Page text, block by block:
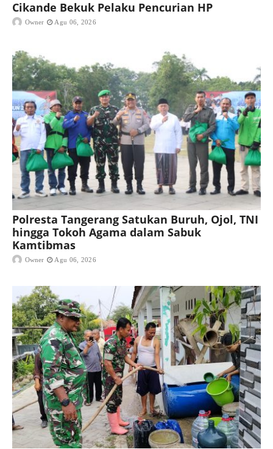
Cikande Bekuk Pelaku Pencurian HP
Owner Agu 06, 2026
Polresta Tangerang Satukan Buruh, Ojol, TNI
hingga Tokoh Agama dalam Sabuk
Kamtibmas
Owner Agu 06, 2026